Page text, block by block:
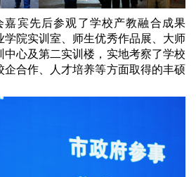
嘉宾先后参观了学校产教融合成果
学院实训室、师生优秀作品展、大师
心及第二实训楼，实地考察了学校
企合作、人才培养等方面取得的丰硕